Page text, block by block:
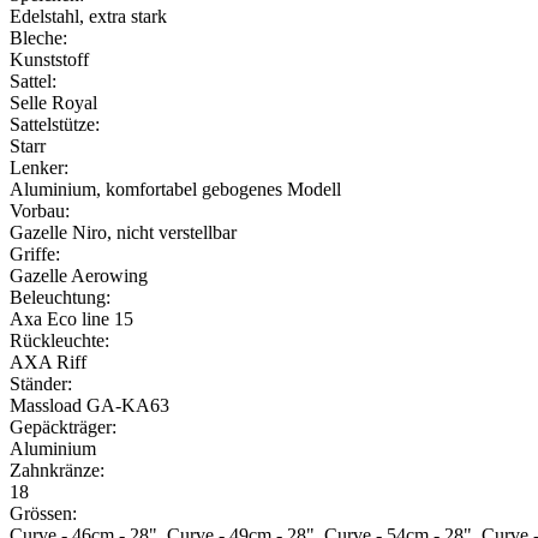
Edelstahl, extra stark
Bleche:
Kunststoff
Sattel:
Selle Royal
Sattelstütze:
Starr
Lenker:
Aluminium, komfortabel gebogenes Modell
Vorbau:
Gazelle Niro, nicht verstellbar
Griffe:
Gazelle Aerowing
Beleuchtung:
Axa Eco line 15
Rückleuchte:
AXA Riff
Ständer:
Massload GA-KA63
Gepäckträger:
Aluminium
Zahnkränze:
18
Grössen: